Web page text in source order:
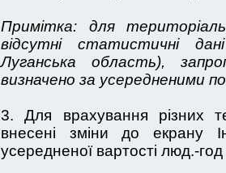
Примітка: для
відсутні статистичні
Луганська область),
визначено за усередненими
3. Для врахування різних
внесені зміни до екрану
усередненої вартості люд.-